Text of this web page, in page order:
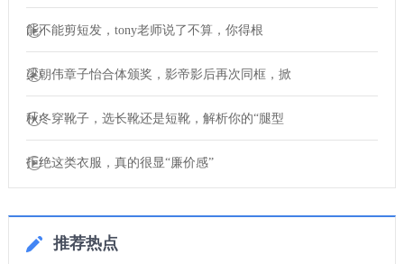
能不能剪短发，tony老师说了不算，你得根
梁朝伟章子怡合体颁奖，影帝影后再次同框，掀
秋冬穿靴子，选长靴还是短靴，解析你的“腿型
拒绝这类衣服，真的很显“廉价感”
推荐热点